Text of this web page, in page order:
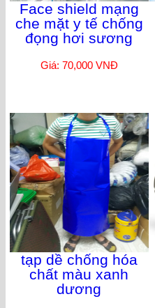
Face shield mạng
che mặt y tế chống
đọng hơi sương
Giá: 70,000 VNĐ
tạp dề chống hóa
chất màu xanh
dương